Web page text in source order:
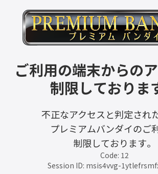
ご利用の端末からの
制限しておりま
不正なアクセスと判定され
プレミアムバンダイのご
制限しております。
Code: 12
Session ID: msis4vvg-